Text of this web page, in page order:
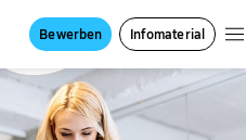
Bewerben Infomaterial